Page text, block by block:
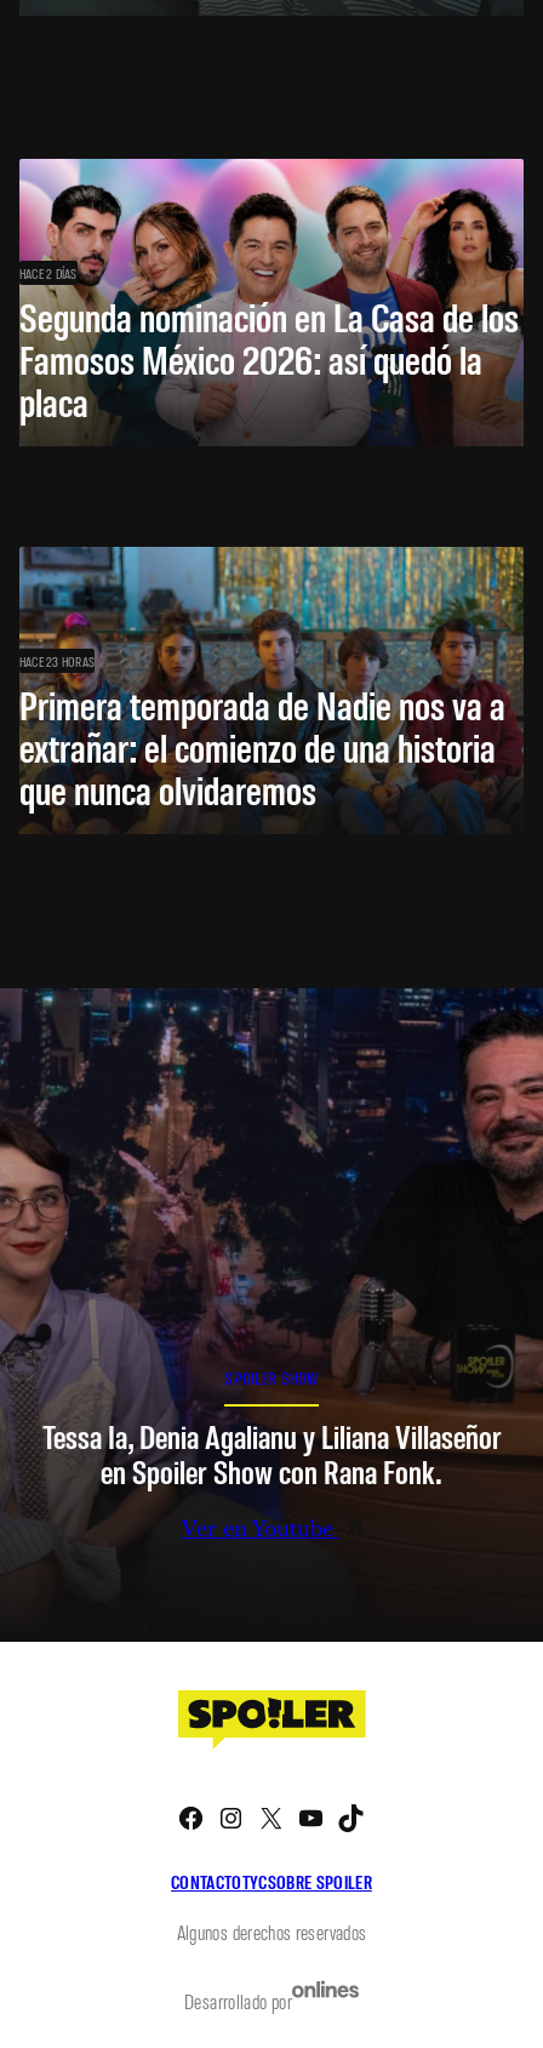
HACE 2 DÍAS
Segunda nominación en La Casa de los
Famosos México 2026: así quedó la
placa
HACE 23 HORAS
Primera temporada de Nadie nos va a
extrañar: el comienzo de una historia
que nunca olvidaremos
SPOILER SHOW
Tessa Ia, Denia Agalianu y Liliana Villaseñor
en Spoiler Show con Rana Fonk.
Ver en Youtube
CONTACTOTYCSOBRE SPOILER
Facebook
Instagram
X YouTube
Algunos derechos reservados
Desarrollado por